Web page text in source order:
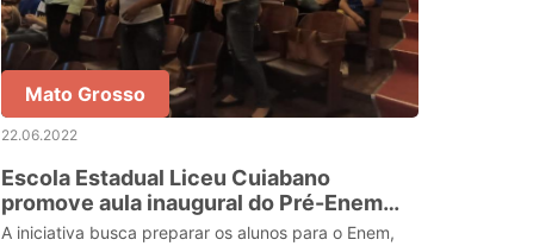
Mato Grosso
22.06.2022
Escola Estadual Liceu Cuiabano
promove aula inaugural do Pré-Enem
Digital MT
A iniciativa busca preparar os alunos para o Enem,